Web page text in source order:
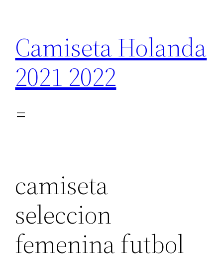
contenido
Camiseta Holanda
2021 2022
camiseta
seleccion
femenina futbol